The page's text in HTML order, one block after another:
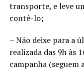
transporte, e leve
contê-lo;
– Não deixe para a
realizada das 9h às
campanha (seguem